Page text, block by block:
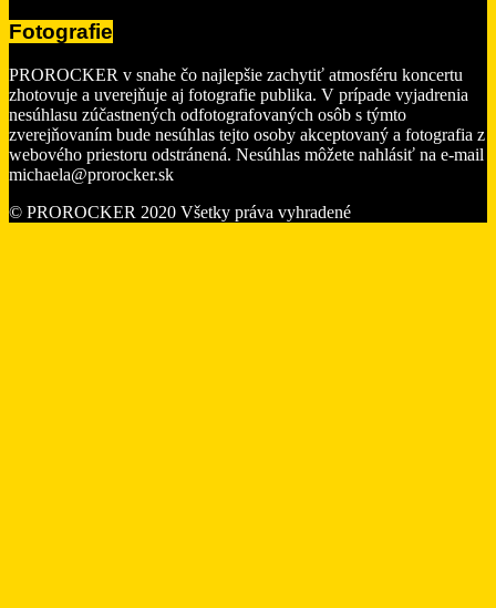
Fotografie
PROROCKER v snahe čo najlepšie zachytiť atmosféru koncertu
zhotovuje a uverejňuje aj fotografie publika. V prípade vyjadrenia
nesúhlasu zúčastnených odfotografovaných osôb s týmto
zverejňovaním bude nesúhlas tejto osoby akceptovaný a fotografia z
webového priestoru odstránená. Nesúhlas môžete nahlásiť na e-mail
michaela@prorocker.sk
© PROROCKER 2020 Všetky práva vyhradené